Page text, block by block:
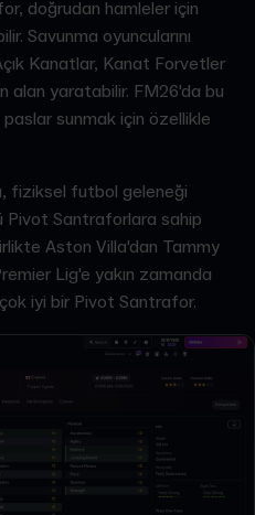
doğrudan hamleler için
Savunma oyuncularını
Kanatlar, Kanat Forvetler
alan yaratabilir. FM26'da bu
sunmak için özellikle
fiziksel futbol geleneği
Pivot Santraforlara sahip
Aston Villa'dan Tammy
Lig'e yakın zamanda
iyi bir Pivot Santrafor.